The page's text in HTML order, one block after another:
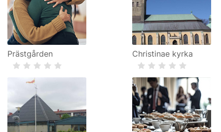
Prästgården Christinae kyrka